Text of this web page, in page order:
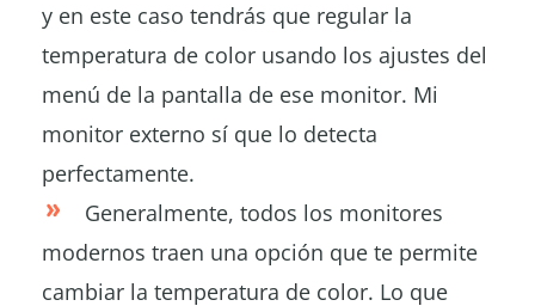
y en este caso tendrás que regular la
temperatura de color usando los ajustes del
menú de la pantalla de ese monitor. Mi
monitor externo sí que lo detecta
perfectamente.
Generalmente, todos los monitores
modernos traen una opción que te permite
cambiar la temperatura de color. Lo que